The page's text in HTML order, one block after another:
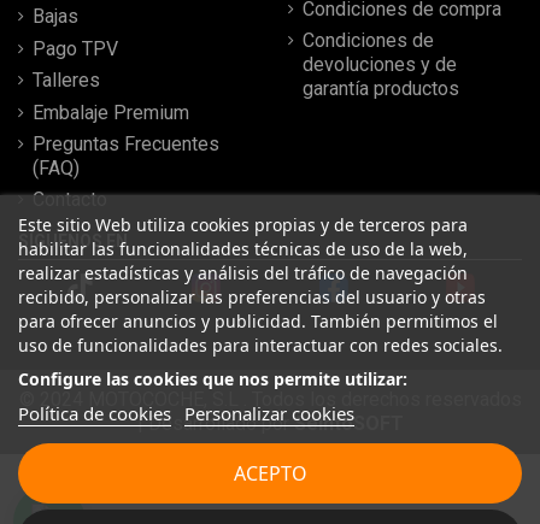
Leer más reseñas
Bajas
Pago TPV
Talleres
Embalaje Premium
Preguntas Frecuentes
(FAQ)
Contacto
Condiciones de compra
Condiciones de
devoluciones y de
garantía productos
Este sitio Web utiliza cookies propias y de terceros para
habilitar las funcionalidades técnicas de uso de la web,
realizar estadísticas y análisis del tráfico de navegación
recibido, personalizar las preferencias del usuario y otras
para ofrecer anuncios y publicidad. También permitimos el
uso de funcionalidades para interactuar con redes sociales.
Configure las cookies que nos permite utilizar:
Política de cookies Personalizar cookies
ACEPTO
SÍGUENOS EN
| Desarrollado porSeintoSOFT